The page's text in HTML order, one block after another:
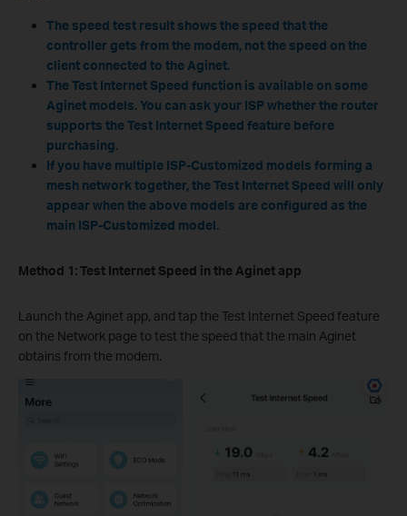
The speed test result shows the speed that the
controller gets from the modem, not the speed on the
client connected to the Aginet.
The Test Internet Speed function is available on some
Aginet models. You can ask your ISP whether the router
supports the Test Internet Speed feature before
purchasing.
If you have multiple ISP-Customized models forming a
mesh network together, the Test Internet Speed will only
appear when the above models are configured as the
main ISP-Customized model.
Method 1:Test Internet Speed in the Aginet app
Launch the Aginet app, and tap the Test Internet Speed feature
on the Network page to test the speed that the main Aginet
obtains from the modem.